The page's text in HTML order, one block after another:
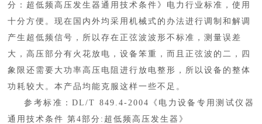
分：超低频高压发生器通用技术条件》电力行业标准，使用
十分方便。现在国内外均采用机械式的办法进行调制和解调
产生超低频信号，所以存在正弦波波形不标准，测量误差
大，高压部分有火花放电，设备笨重，而且正弦波的二，四
象限还需要大功率高压电阻进行放电整形，所以设备的整体
功耗较大。本产品均能克服这样一些不足。
参考标准：DL/T 849.4-2004《电力设备专用测试仪器
通用技术条件 第4部分:超低频高压发生器》